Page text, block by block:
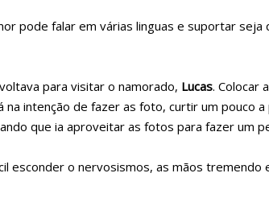
pode falar em várias linguas e suportar seja
para visitar o namorado, Lucas. Colocar
na intenção de fazer as foto, curtir um pouco a
que ia aproveitar as fotos para fazer um
esconder o nervosismos, as mãos tremendo